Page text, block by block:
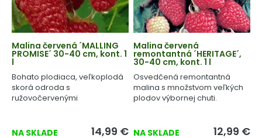
Malina červená ´MALLING
PROMISE´ 30-40 cm, kont. 1
l
Bohato plodiaca, veľkoplodá
skorá odroda s
ružovočervenými
NA SKLADE 14,99 €
Malina červená
remontantná ´HERITAGE´,
30-40 cm, kont. 1 l
Osvedčená remontantná
malina s množstvom veľkých
plodov výbornej chuti.
NA SKLADE 12,99 €